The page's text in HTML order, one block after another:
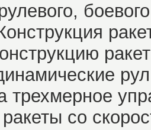
трехмерное
со